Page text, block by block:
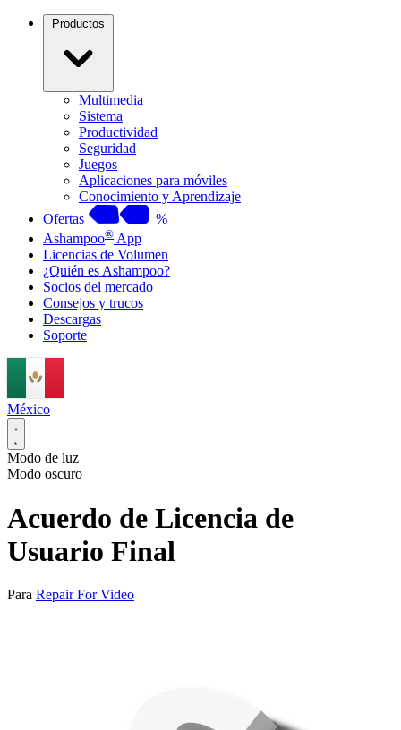
Productos
Multimedia
Sistema
Productividad
Seguridad
Juegos
Aplicaciones para móviles
Conocimiento y Aprendizaje
Ofertas
%
Ashampoo® App
Licencias de Volumen
¿Quién es Ashampoo?
Socios del mercado
Consejos y trucos
Descargas
Soporte
México
Modo de luz
Modo oscuro
Acuerdo de Licencia de
Usuario Final
Para Repair For Video